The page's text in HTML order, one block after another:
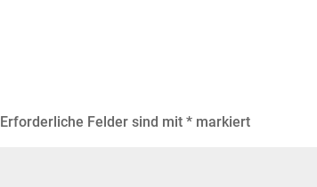
Erforderliche Felder sind mit* markiert